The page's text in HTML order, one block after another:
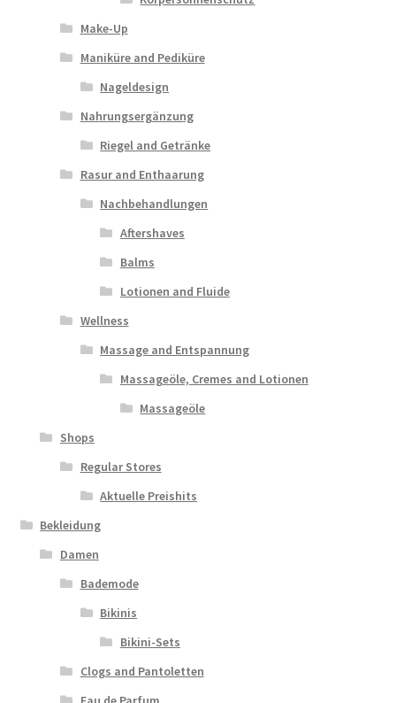
Make-Up
Maniküre and Pediküre
Nageldesign
Nahrungsergänzung
Riegel and Getränke
Rasur and Enthaarung
Nachbehandlungen
Aftershaves
Balms
Lotionen and Fluide
Wellness
Massage and Entspannung
Massageöle, Cremes and Lotionen
Massageöle
Shops
Regular Stores
Aktuelle Preishits
Bekleidung
Damen
Bademode
Bikinis
Bikini-Sets
Clogs and Pantoletten